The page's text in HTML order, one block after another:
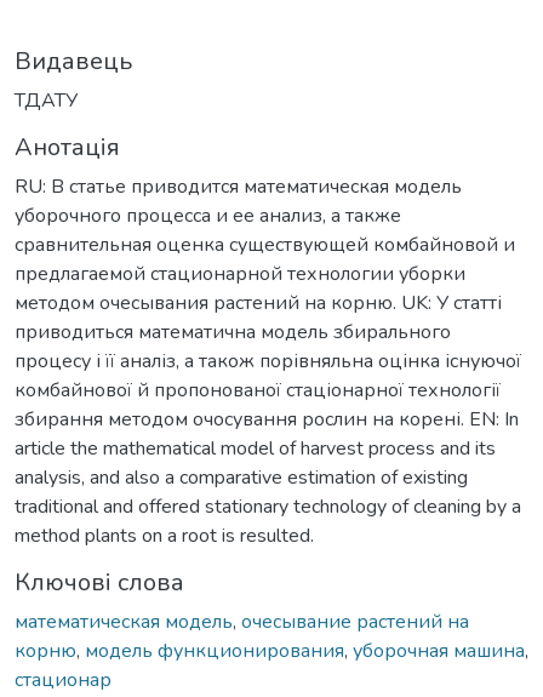
Видавець
ТДАТУ
Анотація
RU: В статье приводится математическая модель
уборочного процесса и ее анализ, а также
сравнительная оценка существующей комбайновой и
предлагаемой стационарной технологии уборки
методом очесывания растений на корню. UK: У статті
приводиться математична модель збирального
процесу і її аналіз, а також порівняльна оцінка існуючої
комбайнової й пропонованої стаціонарної технології
збирання методом очосування рослин на корені. EN: In
article the mathematical model of harvest process and its
analysis, and also a comparative estimation of existing
traditional and offered stationary technology of cleaning by a
method plants on a root is resulted.
Ключові слова
математическая модель, очесывание растений на
корню, модель функционирования, уборочная машина,
стационар